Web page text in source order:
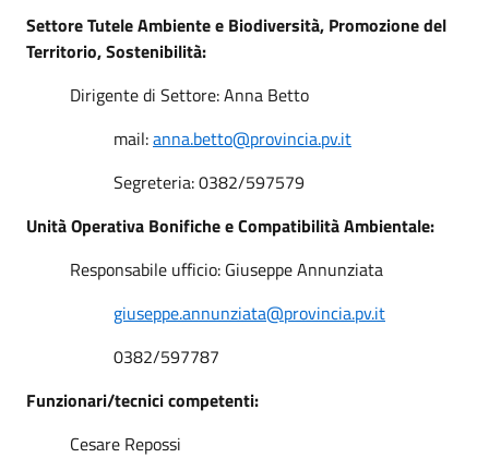
Settore Tutele Ambiente e Biodiversità, Promozione del
Territorio, Sostenibilità:
Dirigente di Settore: Anna Betto
mail:anna.betto@provincia.pv.it
Segreteria: 0382/597579
Unità Operativa Bonifiche e Compatibilità Ambientale:
Responsabile ufficio: Giuseppe Annunziata
giuseppe.annunziata@provincia.pv.it
0382/597787
Funzionari/tecnici competenti:
Cesare Repossi